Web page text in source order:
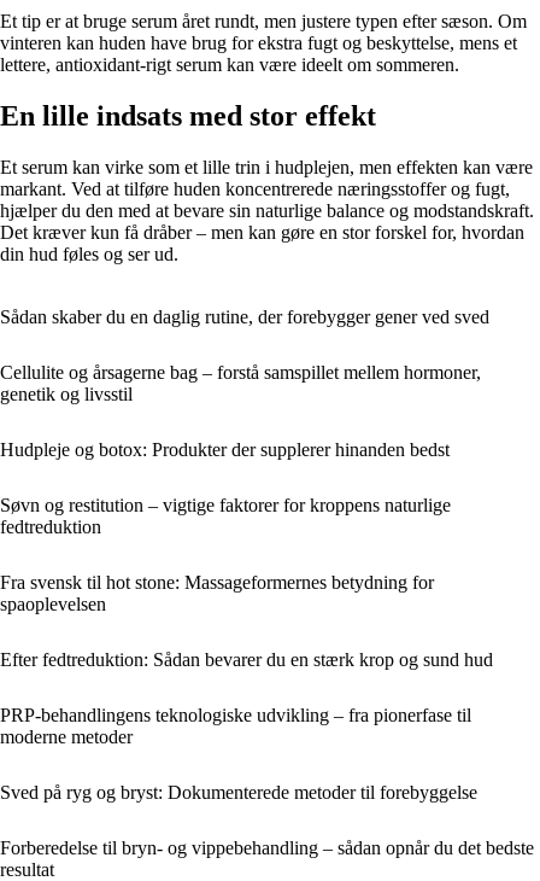
Et tip er at bruge serum året rundt, men justere typen efter sæson. Om
vinteren kan huden have brug for ekstra fugt og beskyttelse, mens et
lettere, antioxidant-rigt serum kan være ideelt om sommeren.
En lille indsats med stor effekt
Et serum kan virke som et lille trin i hudplejen, men effekten kan være
markant. Ved at tilføre huden koncentrerede næringsstoffer og fugt,
hjælper du den med at bevare sin naturlige balance og modstandskraft.
Det kræver kun få dråber – men kan gøre en stor forskel for, hvordan
din hud føles og ser ud.
Sådan skaber du en daglig rutine, der forebygger gener ved sved
Cellulite og årsagerne bag – forstå samspillet mellem hormoner,
genetik og livsstil
Hudpleje og botox: Produkter der supplerer hinanden bedst
Søvn og restitution – vigtige faktorer for kroppens naturlige
fedtreduktion
Fra svensk til hot stone: Massageformernes betydning for
spaoplevelsen
Efter fedtreduktion: Sådan bevarer du en stærk krop og sund hud
PRP-behandlingens teknologiske udvikling – fra pionerfase til
moderne metoder
Sved på ryg og bryst: Dokumenterede metoder til forebyggelse
Forberedelse til bryn- og vippebehandling – sådan opnår du det bedste
resultat